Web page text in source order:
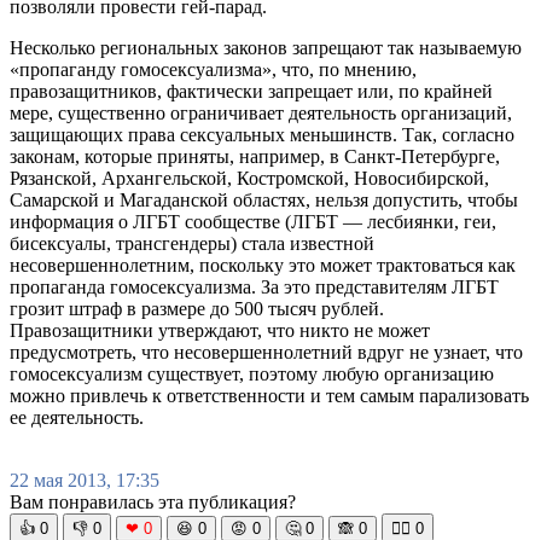
позволяли провести гей-парад.
Несколько региональных законов запрещают так называемую
«пропаганду гомосексуализма», что, по мнению,
правозащитников, фактически запрещает или, по крайней
мере, существенно ограничивает деятельность организаций,
защищающих права сексуальных меньшинств. Так, согласно
законам, которые приняты, например, в Санкт-Петербурге,
Рязанской, Архангельской, Костромской, Новосибирской,
Самарской и Магаданской областях, нельзя допустить, чтобы
информация о ЛГБТ сообществе (ЛГБТ — лесбиянки, геи,
бисексуалы, трансгендеры) стала известной
несовершеннолетним, поскольку это может трактоваться как
пропаганда гомосексуализма. За это представителям ЛГБТ
грозит штраф в размере до 500 тысяч рублей.
Правозащитники утверждают, что никто не может
предусмотреть, что несовершеннолетний вдруг не узнает, что
гомосексуализм существует, поэтому любую организацию
можно привлечь к ответственности и тем самым парализовать
ее деятельность.
22 мая 2013, 17:35
Вам понравилась эта публикация?
👍 0 👎 0 ❤ 0 😆 0 😡 0 🤔 0 🙈 0 🧘‍♀️ 0